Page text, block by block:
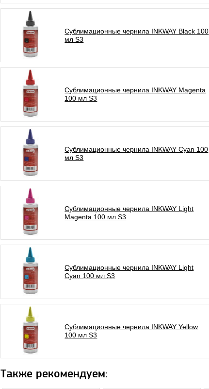
Сублимационные чернила INKWAY Black 100
мл S3
Сублимационные чернила INKWAY Magenta
100 мл S3
Сублимационные чернила INKWAY Cyan 100
мл S3
Сублимационные чернила INKWAY Light
Magenta 100 мл S3
Сублимационные чернила INKWAY Light
Cyan 100 мл S3
Сублимационные чернила INKWAY Yellow
100 мл S3
Также рекомендуем: